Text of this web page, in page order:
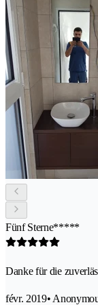
Fünf Sterne*****
Danke für die
févr. 2019•